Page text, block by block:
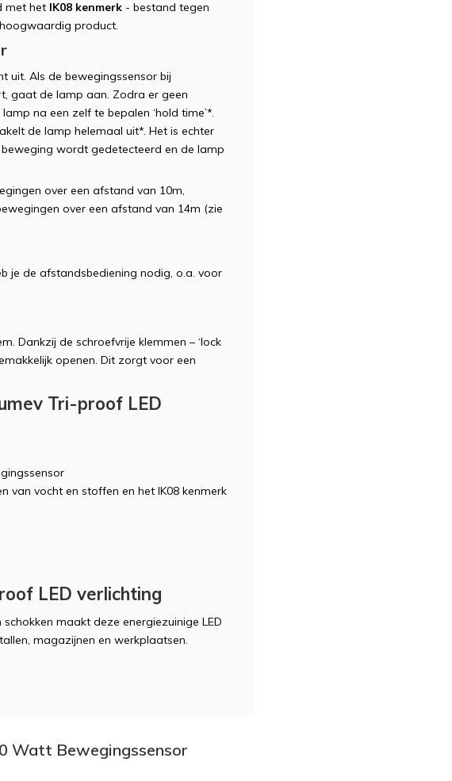
met het IK08 kenmerk - bestand tegen
product.
uit. Als de bewegingssensor bij
gaat de lamp aan. Zodra er geen
na een zelf te bepalen ‘hold time’*.
de lamp helemaal uit*. Het is echter
wordt gedetecteerd en de lamp
over een afstand van 10m,
over een afstand van 14m (zie
je de afstandsbediening nodig, o.a. voor
Dankzij de schroefvrije klemmen – ‘lock
openen. Dit zorgt voor een
Tri-proof LED
van vocht en stoffen en het IK08 kenmerk
LED verlichting
maakt deze energiezuinige LED
magazijnen en werkplaatsen.
Watt Bewegingssensor